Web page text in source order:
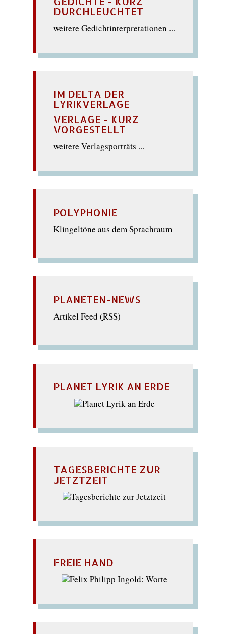
DURCHLEUCHTET
weitere Gedichtinterpretationen ...
IM DELTA DER
LYRIKVERLAGE
VERLAGE - KURZ
VORGESTELLT
weitere Verlagsporträts ...
POLYPHONIE
Klingeltöne aus dem Sprachraum
PLANETEN-NEWS
Artikel Feed (RSS)
PLANET LYRIK AN ERDE
TAGESBERICHTE ZUR
JETZTZEIT
FREIE HAND